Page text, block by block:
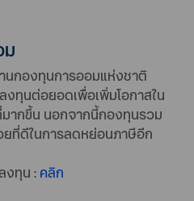
ม
นกองทุนการออมแห่งชาติ
งทุนต่อยอดเพื่อเพิ่มโอกาสใน
มากขึ้น นอกจากนี้กองทุนรวม
ยที่ดีในการลดหย่อนภาษีอีก
งทุน : คลิก